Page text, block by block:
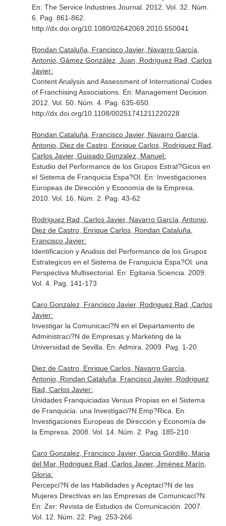
En: The Service Industries Journal. 2012. Vol. 32. Núm.
6. Pag. 861-862.
http://dx.doi.org/10.1080/02642069.2010.550041
Rondan Cataluña, Francisco Javier, Navarro García,
Antonio, Gámez González, Juan, Rodriguez Rad, Carlos
Javier:
Content Analysis and Assessment of International Codes
of Franchising Associations. En: Management Decision
2012. Vol. 50. Núm. 4. Pag. 635-650.
http://dx.doi.org/10.1108/00251741211220228
Rondan Cataluña, Francisco Javier, Navarro García,
Antonio, Diez de Castro, Enrique Carlos, Rodriguez Rad,
Carlos Javier, Guisado Gonzalez, Manuel:
Estudio del Performance de los Grupos Estrat?Gicos en
el Sistema de Franquicia Espa?Ol. En: Investigaciones
Europeas de Dirección y Economía de la Empresa
2010. Vol. 16. Núm. 2. Pag. 43-62
Rodriguez Rad, Carlos Javier, Navarro García, Antonio,
Diez de Castro, Enrique Carlos, Rondan Cataluña,
Francisco Javier:
Identificacion y Analisis del Performance de los Grupos
Estrategicos en el Sistema de Franquicia Espa?Ol: una
Perspectiva Multisectorial. En: Egitania Sciencia . 2009.
Vol. 4. Pag. 141-173
Caro Gonzalez, Francisco Javier, Rodriguez Rad, Carlos
Javier:
Investigar la Comunicaci?N en el Departamento de
Administraci?N de Empresas y Marketing de la
Universidad de Sevilla. En: Admira . 2009. Pag. 1-20
Diez de Castro, Enrique Carlos, Navarro García,
Antonio, Rondan Cataluña, Francisco Javier, Rodriguez
Rad, Carlos Javier:
Unidades Franquiciadas Versus Propias en el Sistema
de Franquicia: una Investigaci?N Emp?Rica. En:
Investigaciones Europeas de Dirección y Economía de
la Empresa . 2008. Vol. 14. Núm. 2. Pag. 185-210
Caro Gonzalez, Francisco Javier, Garcia Gordillo, Maria
del Mar, Rodriguez Rad, Carlos Javier, Jiménez Marín,
Gloria:
Percepci?N de las Habilidades y Aceptaci?N de las
Mujeres Directivas en las Empresas de Comunicaci?N.
En: Zer: Revista de Estudios de Comunicación . 2007.
Vol. 12. Núm. 22. Pag. 253-266